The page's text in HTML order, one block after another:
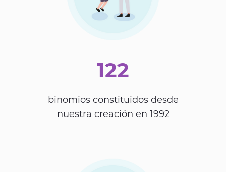
122
binomios constituidos desde
nuestra creación en 1992